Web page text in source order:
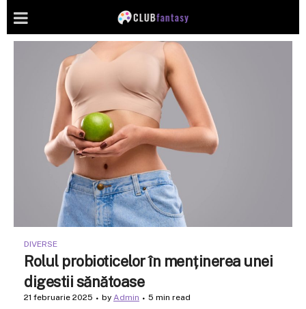
DIVERSE
Rolul probioticelor în menținerea unei
digestii sănătoase
21 februarie 2025 by Admin 5 min read